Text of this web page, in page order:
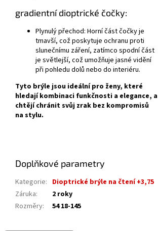
gradientní dioptrické čočky:
Plynulý přechod: Horní část čočky je
tmavší, což poskytuje ochranu proti
slunečnímu záření, zatímco spodní část
je světlejší, což umožňuje jasné vidění
při pohledu dolů nebo do interiéru.
Tyto brýle jsou ideální pro ženy, které
hledají kombinaci funkčnosti a elegance, a
chtějí chránit svůj zrak bez kompromisů
na stylu.
Doplňkové parametry
Kategorie: Dioptrické brýle na čtení +3,75
Záruka:
2 roky
Rozměry: 54 18-145